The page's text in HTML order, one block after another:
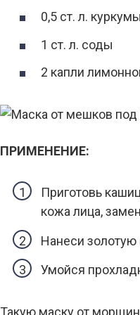
0,5 ст. л. куркумы
1 ст. л. соды
2 капли
ПРИМЕНЕНИЕ:
Приготовь
кожа лица,
Нанеси золотую
Умойся
Такую маску от